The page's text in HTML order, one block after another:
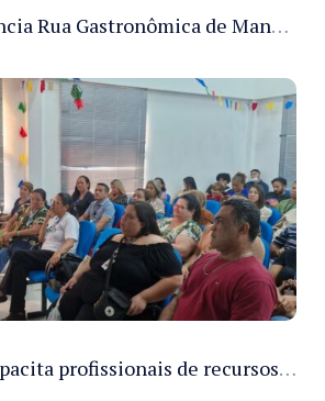
Prefeitura anuncia Rua Gastronômica de Manaus e garante alternativas para 54 ambulantes cadastrados
Manausprev capacita profissionais de recursos humanos para agilizar concessão de aposentadorias no município